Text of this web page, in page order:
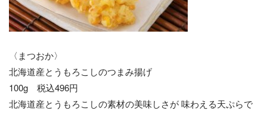
〈まつおか〉
北海道産とうもろこしのつまみ揚げ
100g 税込496円
北海道産とうもろこしの素材の美味しさが 味わえる天ぷらで